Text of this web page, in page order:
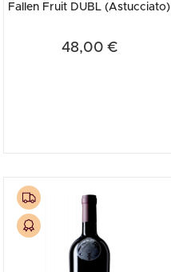
Fallen Fruit DUBL (Astucciato)
48,00 €